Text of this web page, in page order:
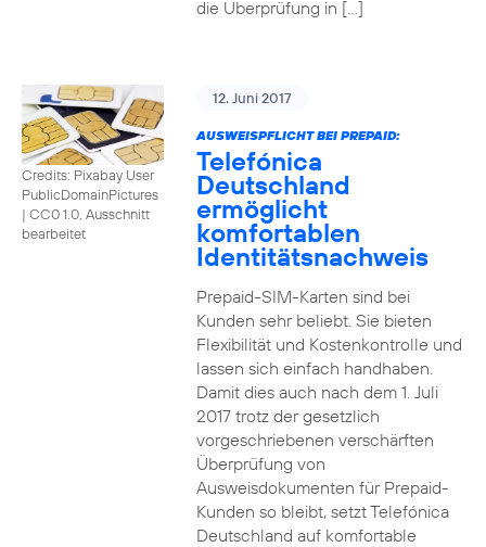
die Überprüfung in […]
Credits: Pixabay User
PublicDomainPictures
| CC0 1.0, Ausschnitt
bearbeitet
12. Juni 2017
AUSWEISPFLICHT BEI PREPAID:
Telefónica
Deutschland
ermöglicht
komfortablen
Identitätsnachweis
Prepaid-SIM-Karten sind bei
Kunden sehr beliebt. Sie bieten
Flexibilität und Kostenkontrolle und
lassen sich einfach handhaben.
Damit dies auch nach dem 1. Juli
2017 trotz der gesetzlich
vorgeschriebenen verschärften
Überprüfung von
Ausweisdokumenten für Prepaid-
Kunden so bleibt, setzt Telefónica
Deutschland auf komfortable